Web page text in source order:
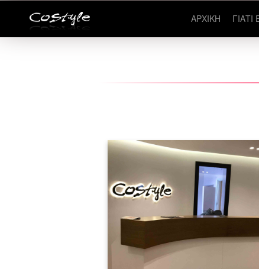
ΑΡΧΙΚΗ ΓΙΑΤΙ
Σπούδασε την κομμωτική τέχνη
Costyle με ένα ολοκληρωμένο
πρόγραμμα εκπαίδευσης και
επαγγελματίας.